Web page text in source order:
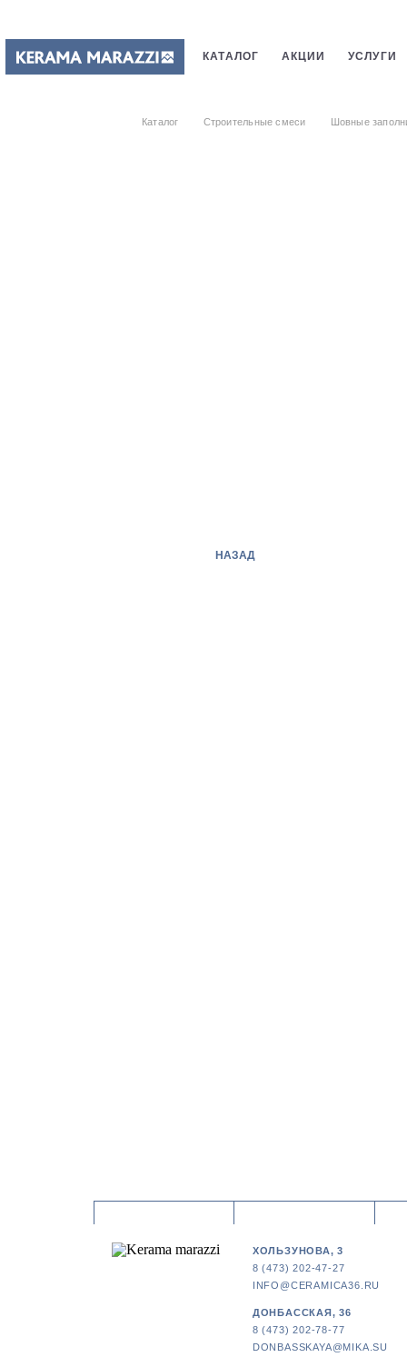
КАТАЛОГ АКЦИИ УСЛУГИ
Каталог Строительные смеси Шовные
НАЗАД
ХОЛЬЗУНОВА, 3
8 (473) 202-47-27
INFO@CERAMICA36.RU
ДОНБАССКАЯ, 36
8 (473) 202-78-77
DONBASSKAYA@MIKA.SU